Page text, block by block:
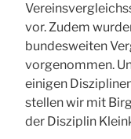
vor. Zudem
bundesweiten
vorgenommen.
einigen
stellen wir mit
der Disziplin